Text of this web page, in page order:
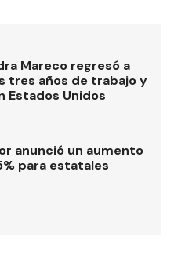
Mareco regresó a
tres años de trabajo y
Estados Unidos
anunció un aumento
para estatales